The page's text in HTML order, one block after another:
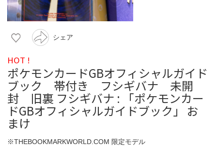
シェア
HOT !
ポケモンカードGBオフィシャルガイド
ブック 帯付き フシギバナ 未開
封 旧裏 フシギバナ : 「ポケモンカー
ドGBオフィシャルガイドブック」 お
まけ
※THEBOOKMARKWORLD.COM 限定モデル